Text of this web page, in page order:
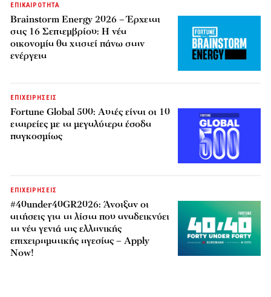
ΕΠΙΚΑΙΡΟΤΗΤΑ
Brainstorm Energy 2026 – Έρχεται
στις 16 Σεπτεμβρίου: Η νέα
οικονομία θα χτιστεί πάνω στην
ενέργεια
ΕΠΙΧΕΙΡΗΣΕΙΣ
Fortune Global 500: Αυτές είναι οι 10
εταιρείες με τα μεγαλύτερα έσοδα
παγκοσμίως
ΕΠΙΧΕΙΡΗΣΕΙΣ
#40under40GR2026: Άνοιξαν οι
αιτήσεις για τη λίστα που αναδεικνύει
τη νέα γενιά της ελληνικής
επιχειρηματικής ηγεσίας – Apply
Now!